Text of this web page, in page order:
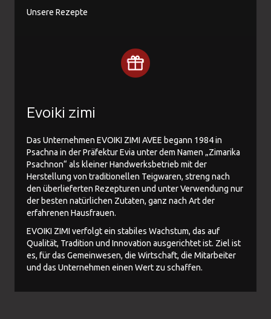
Unsere Rezepte
Evoiki zimi
Das Unternehmen EVOIKI ZIMI AVEE begann 1984 in
Psachna in der Präfektur Evia unter dem Namen „Zimarika
Psachnon“ als kleiner Handwerksbetrieb mit der
Herstellung von traditionellen Teigwaren, streng nach
den überlieferten Rezepturen und unter Verwendung nur
der besten natürlichen Zutaten, ganz nach Art der
erfahrenen Hausfrauen.
EVOIKI ZIMI verfolgt ein stabiles Wachstum, das auf
Qualität, Tradition und Innovation ausgerichtet ist. Ziel ist
es, für das Gemeinwesen, die Wirtschaft, die Mitarbeiter
und das Unternehmen einen Wert zu schaffen.